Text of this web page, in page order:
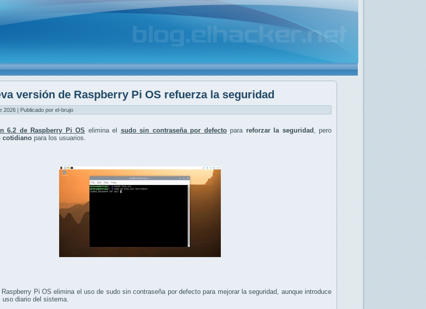
versión de Raspberry Pi OS refuerza la seguridad
2026 | Publicado por el-brujo
6.2 de Raspberry Pi OS elimina el sudo sin contraseña por defectopara reforzar la seguridad
, pero
cotidiano para los usuarios.
Pi OS elimina el uso de sudo sin contraseña por defecto para mejorar la seguridad, aunque introduce
diario del sistema.